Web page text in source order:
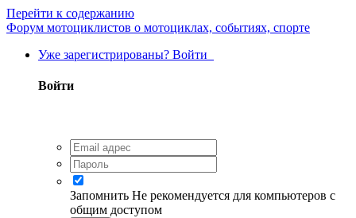
Перейти к содержанию
Форум мотоциклистов о мотоциклах, событиях, спорте
Уже зарегистрированы? Войти
Войти
Запомнить Не рекомендуется для компьютеров с
общим доступом